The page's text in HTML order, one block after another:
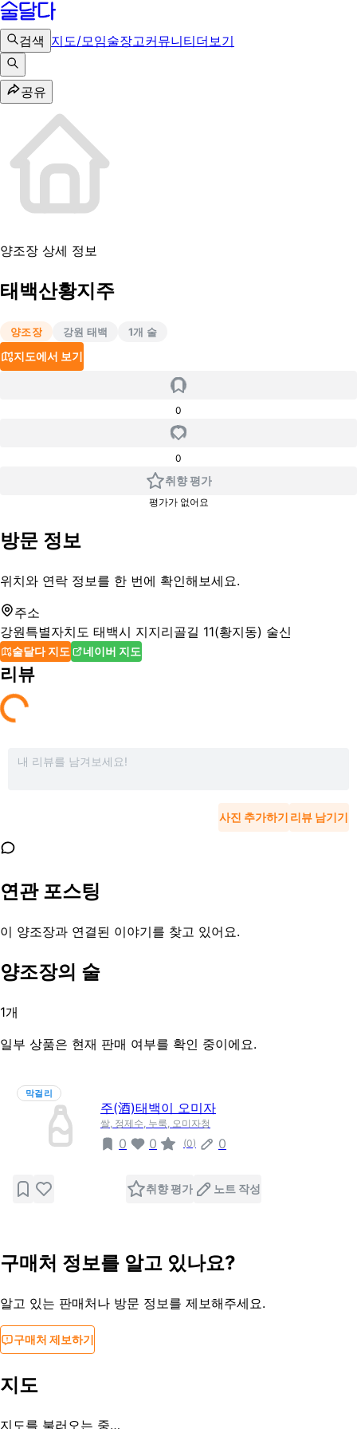
검색 지도/모임술장고커뮤니티더보기
공유
양조장 상세 정보
태백산황지주
양조장 강원 태백 1개 술
지도에서 보기
0
0
취향 평가
평가가 없어요
방문 정보
위치와 연락 정보를 한 번에 확인해보세요.
주소
강원특별자치도 태백시 지지리골길 11(황지동) 술신
술달다 지도 네이버 지도
리뷰
사진 추가하기 리뷰 남기기
연관 포스팅
이 양조장과 연결된 이야기를 찾고 있어요.
양조장의 술
1개
일부 상품은 현재 판매 여부를 확인 중이에요.
막걸리
주(酒)태백이 오미자
쌀, 정제수, 누룩, 오미자청
0 0 (0) 0
취향 평가 노트 작성
구매처 정보를 알고 있나요?
알고 있는 판매처나 방문 정보를 제보해주세요.
구매처 제보하기
지도
지도를 불러오는 중…